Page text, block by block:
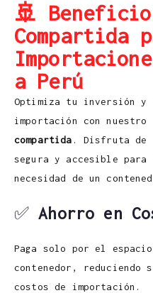
🚢
Compartida
a Perú
Optimiza tu inversión
importación con
compartida . Disfruta de
segura y accesible para
necesidad de un
✅Ahorro en
Paga solo por el
contenedor,
costos de importación.